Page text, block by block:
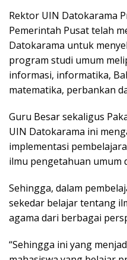
Rektor UIN Datokarama
Pemerintah Pusat telah
Datokarama untuk
program studi umum
informasi, informatika,
matematika, perbankan
Guru Besar sekaligus
UIN Datokarama ini
implementasi
ilmu pengetahuan umum
Sehingga, dalam
sekedar belajar tentang
agama dari berbagai
“Sehingga ini yang